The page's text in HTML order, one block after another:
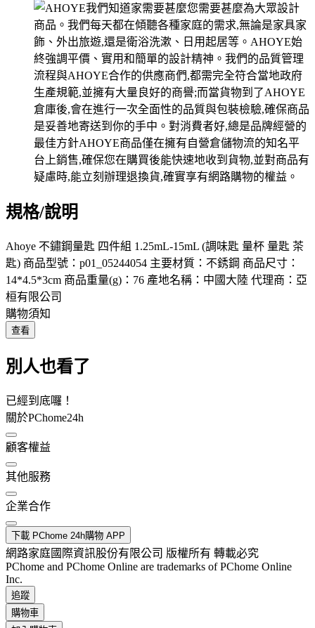
規格/說明
Ahoye 不鏽鋼量匙 四件組 1.25mL-15mL (調味匙 量杯 量匙 茶
匙) 商品型號：p01_05244054 主要材質：不銹鋼 商品尺寸：
14*4.5*3cm 商品重量(g)：76 產地名稱：中國大陸 代理商：亞
桓有限公司
購物須知
查看
別人也看了
已經到底囉！
關於PChome24h
顧客權益
其他服務
企業合作
下載 PChome 24h購物 APP
網路家庭國際資訊股份有限公司 版權所有 轉載必究
PChome and PChome Online are trademarks of PChome Online
Inc.
追蹤
購物車